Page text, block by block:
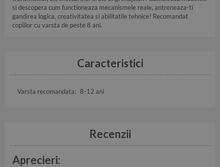
si descopera cum functioneaza mecanismele reale, antreneaza-ti
gandirea logica, creativitatea si abilitatile tehnice! Recomandat
copiilor cu varsta de peste 8 ani.
Caracteristici
Varsta recomandata: 8-12 ani
Recenzii
Aprecieri: